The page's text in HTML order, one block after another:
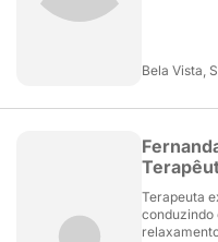
Bela Vista,
Terapeuta
conduzindo